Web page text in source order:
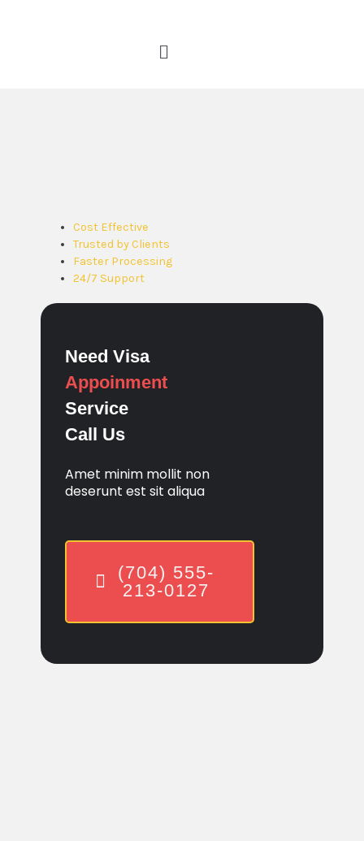
Cost Effective
Trusted by Clients
Faster Processing
24/7 Support
Need Visa
Appoinment
Service
Call Us
Amet minim mollit non
deserunt est sit aliqua
(704) 555-
213-0127